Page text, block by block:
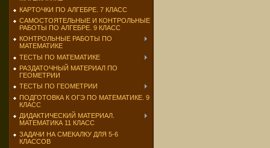
КАРТОЧКИ ПО АЛГЕБРЕ. 7 КЛАСС
САМОСТОЯТЕЛЬНЫЕ И КОНТРОЛЬНЫЕ
РАБОТЫ ПО АЛГЕБРЕ. 9 КЛАСС
КОНТРОЛЬНЫЕ РАБОТЫ ПО
МАТЕМАТИКЕ
ТЕСТЫ ПО МАТЕМАТИКЕ
РАЗДАТОЧНЫЙ МАТЕРИАЛ ПО
ГЕОМЕТРИИ
ТЕСТЫ ПО ГЕОМЕТРИИ
ПОДГОТОВКА К ОГЭ ПО МАТЕМАТИКЕ. 9
КЛАСС
ДИДАКТИЧЕСКИЙ МАТЕРИАЛ.
МАТЕМАТИКА 11 КЛАСС
ЗАДАЧИ НА СМЕКАЛКУ ДЛЯ 5-6
КЛАССОВ